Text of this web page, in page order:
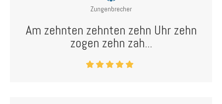
Zungenbrecher
Am zehnten zehnten zehn Uhr zehn
zogen zehn zah...